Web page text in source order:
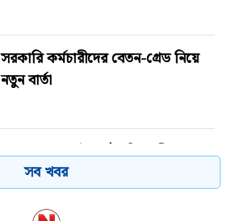
সরকারি কর্মচারীদের বেতন-গ্রেড নিয়ে
নতুন বার্তা
জামায়াত জোটের রাষ্ট্রপতি প্রার্থী ঘোষণা
সব খবর